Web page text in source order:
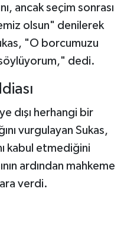
ancak seçim sonrası
olsun" denilerek
"O borcumuzu
dedi.
dışı herhangi bir
vurgulayan Sukas,
kabul etmediğini
ardından mahkeme
verdi.